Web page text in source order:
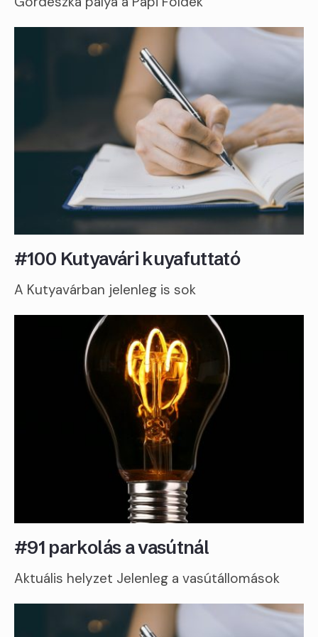
#100 Kutyavári kuyafuttató
A Kutyavárban jelenleg is sok
#91 parkolás a vasútnál
Aktuális helyzet Jelenleg a vasútállomások